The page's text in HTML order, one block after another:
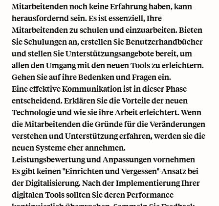
Mitarbeitenden noch keine Erfahrung haben, kann
herausfordernd sein. Es ist essenziell, Ihre
Mitarbeitenden zu schulen und einzuarbeiten. Bieten
Sie Schulungen an, erstellen Sie Benutzerhandbücher
und stellen Sie Unterstützungsangebote bereit, um
allen den Umgang mit den neuen Tools zu erleichtern.
Gehen Sie auf ihre Bedenken und Fragen ein.
Eine effektive Kommunikation ist in dieser Phase
entscheidend. Erklären Sie die Vorteile der neuen
Technologie und wie sie ihre Arbeit erleichtert. Wenn
die Mitarbeitenden die Gründe für die Veränderungen
verstehen und Unterstützung erfahren, werden sie die
neuen Systeme eher annehmen.
Leistungsbewertung und Anpassungen vornehmen
Es gibt keinen "Einrichten und Vergessen"-Ansatz bei
der Digitalisierung. Nach der Implementierung Ihrer
digitalen Tools sollten Sie deren Performance